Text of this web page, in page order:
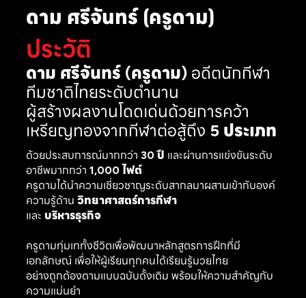
ดาม ศรีจันทร์ (ครูดาม)
ประวัติ
ดาม ศรีจันทร์ (ครูดาม)อดีตนักกีฬา
ทีมชาติไทยระดับตำนาน
ผู้สร้างผลงานโดดเด่นด้วยการคว้า
เหรียญทองจากกีฬาต่อสู้ถึง 5 ประเภท
ด้วยประสบการณ์มากกว่า 30 ปี และผ่านการแข่งขันระดับ
อาชีพมากกว่า 1,000 ไฟต์
ครูดามได้นำความเชี่ยวชาญระดับสากลมาผสานเข้ากับองค์
ความรู้ด้าน วิทยาศาสตร์การกีฬา
และ บริหารธุรกิจ
ครูดามทุ่มเททั้งชีวิตเพื่อพัฒนาหลักสูตรการฝึกที่มี
เอกลักษณ์ เพื่อให้ผู้เรียนทุกคนได้เรียนรู้มวยไทย
อย่างถูกต้องตามแบบฉบับดั้งเดิม พร้อมให้ความสำคัญกับ
ความแม่นยำ